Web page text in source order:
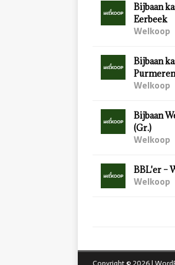
Bijbaan
Eerbeek
Welkoop
Bijbaan
Welkoop
Bijbaan
(Gr.)
Welkoop
BBL'er –
Welkoop